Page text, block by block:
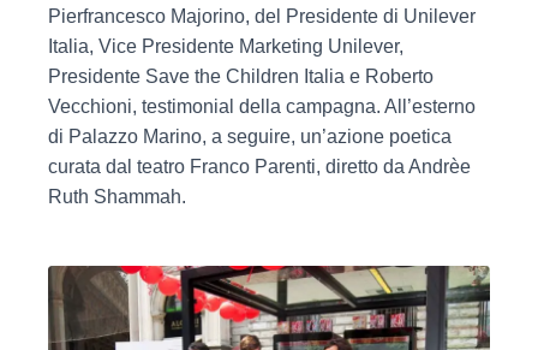
Pierfrancesco Majorino, del Presidente di Unilever
Italia, Vice Presidente Marketing Unilever,
Presidente Save the Children Italia e Roberto
Vecchioni, testimonial della campagna. All’esterno
di Palazzo Marino, a seguire, un’azione poetica
curata dal teatro Franco Parenti, diretto da Andrèe
Ruth Shammah.